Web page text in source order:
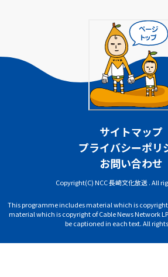
サイトマップ
プライバシーポリ
お問い合わせ
Copyright(C) NCC 長崎文化放送 . All
This programme includes material which is
material which is copyright of Cable News Network
be captioned in each text. All